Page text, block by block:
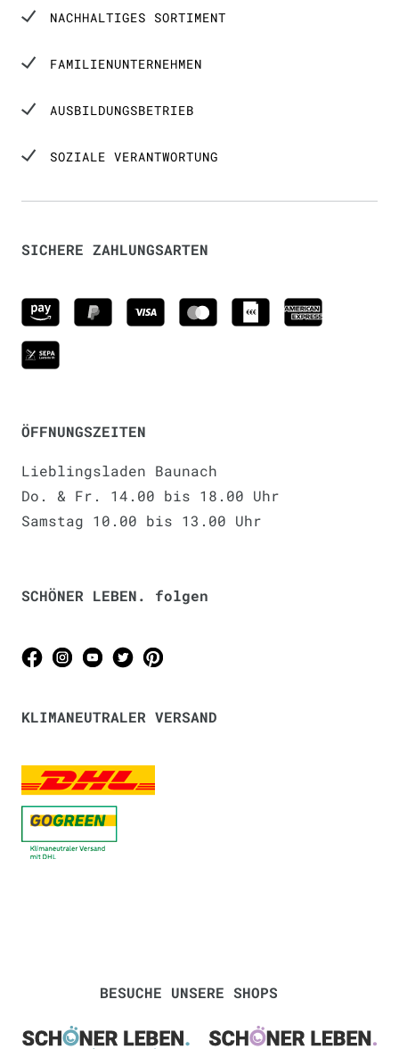
NACHHALTIGES SORTIMENT
FAMILIENUNTERNEHMEN
AUSBILDUNGSBETRIEB
SOZIALE VERANTWORTUNG
SICHERE ZAHLUNGSARTEN
ÖFFNUNGSZEITEN
Lieblingsladen Baunach
Do. & Fr. 14.00 bis 18.00 Uhr
Samstag 10.00 bis 13.00 Uhr
SCHÖNER LEBEN. folgen
KLIMANEUTRALER VERSAND
BESUCHE UNSERE SHOPS